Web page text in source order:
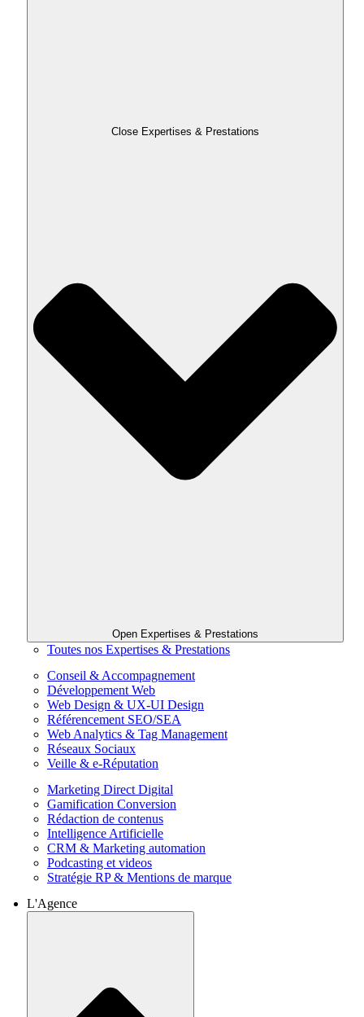
Close Expertises & Prestations
Open Expertises & Prestations
Toutes nos Expertises & Prestations
Conseil & Accompagnement
Développement Web
Web Design & UX-UI Design
Référencement SEO/SEA
Web Analytics & Tag Management
Réseaux Sociaux
Veille & e-Réputation
Marketing Direct Digital
Gamification Conversion
Rédaction de contenus
Intelligence Artificielle
CRM & Marketing automation
Podcasting et videos
Stratégie RP & Mentions de marque
L'Agence